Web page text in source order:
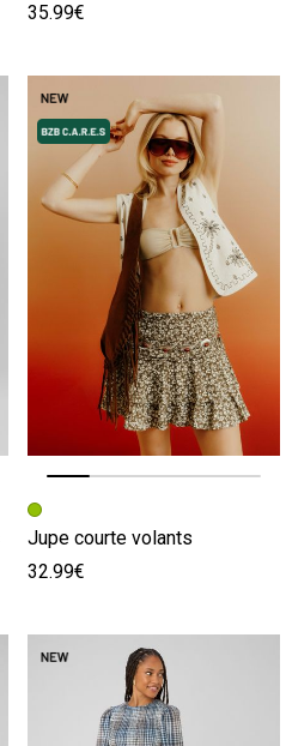
35.99€
Image précédente
Image suivante
Jupe courte volants
32.99€